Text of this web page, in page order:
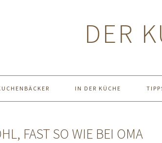
DER
IN DER KÜCHE
FAST SO WIE BEI OMA